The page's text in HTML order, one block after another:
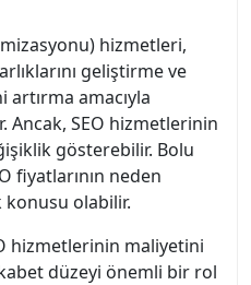
hizmetleri,
geliştirme ve
amacıyla
SEO hizmetlerinin
gösterebilir. Bolu
fiyatlarının neden
konusu olabilir.
hizmetlerinin maliyetini
düzeyi önemli bir rol